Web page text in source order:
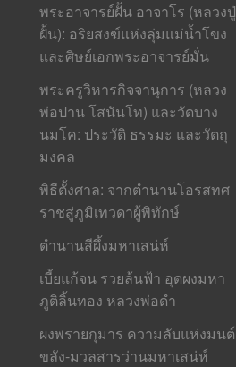
พระอาจารย์ฝั้น อาจาโร (หลวงปู่
ฝั้น): อริยสงฆ์แห่งลุ่มแม่น้ำโขง
และศิษย์เอกพระอาจารย์มั่น
พระครูวิหารกิจจานุการ (หลวง
พ่อปาน โสนันโท) และวัดบาง
นมโค: ประวัติ ธรรมะ และวัตถุ
มงคล
พิธีตั้งศาล: จากตำนานโอรสทศ
ราชสู่ภูมิเทวดาผู้พิทักษ์
ตำนานสีผึ้งมหาเสน่ห์
เบี้ยแก้จน รวยล้นฟ้า อุดผงมหา
ภูติลิ้นทอง หลวงพ่อดำ
ผงพรายกุมาร ความลับแห่งมนต์
ขลัง-มวลสารว่านมหาเสน่ห์